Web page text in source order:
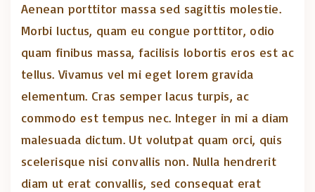
Aenean porttitor massa sed sagittis molestie.
Morbi luctus, quam eu congue porttitor, odio
quam finibus massa, facilisis lobortis eros est ac
tellus. Vivamus vel mi eget lorem gravida
elementum. Cras semper lacus turpis, ac
commodo est tempus nec. Integer in mi a diam
malesuada dictum. Ut volutpat quam orci, quis
scelerisque nisi convallis non. Nulla hendrerit
diam ut erat convallis, sed consequat erat